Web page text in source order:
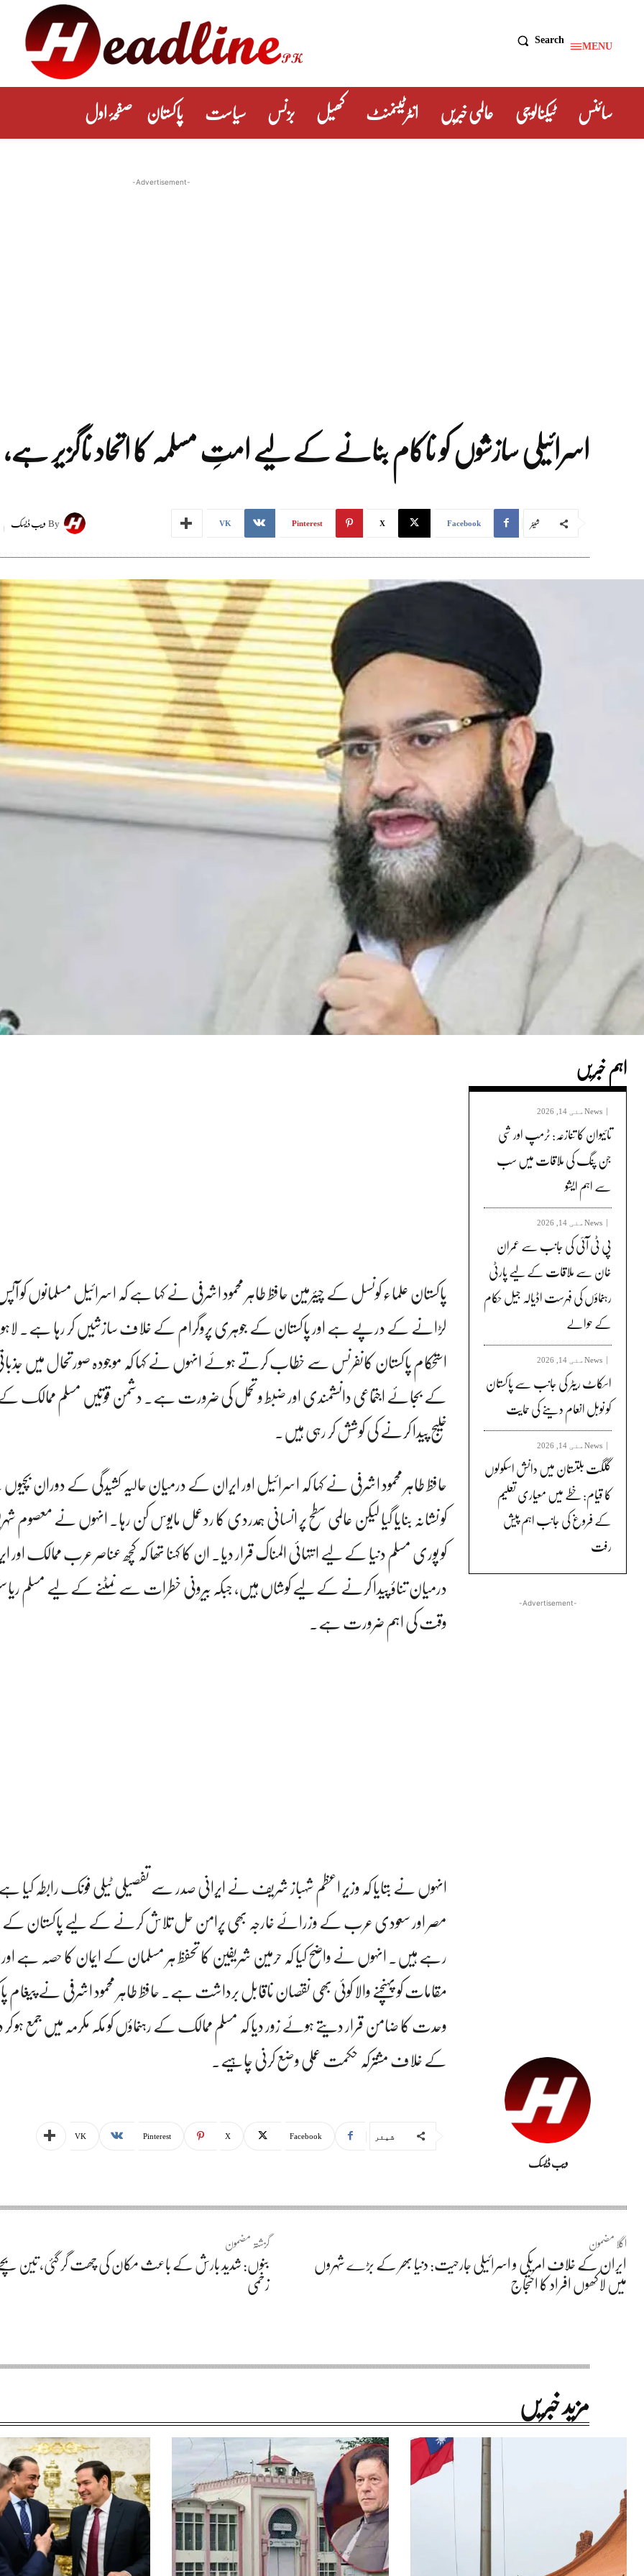
MENU
Search
سائنس ٹیکنالوجی عالمی خبریں انٹرٹینمنٹ کھیل بزنس سیاست پاکستان صفحۂ اول
-Advertisement-
اسرائیلی سازشوں کو ناکام بنانے کے لیے امتِ مسلمہ کا اتحاد ناگزیر
Byویب ڈیسک شیئر Facebook
X
Pinterest
VK
پاکستان علماء کونسل کے چیئرمین حافظ طاہر محمود اشرفی نے کہا ہے کہ اسرائیل مسلمانوں کو
لڑانے کے درپے ہے اور پاکستان کے جوہری پروگرام کے خلاف سازشیں کر رہا ہے۔
استحکام پاکستان کانفرنس سے خطاب کرتے ہوئے انہوں نے کہا کہ موجودہ صورتحال میں
کے بجائے اجتماعی دانشمندی اور ضبط و تحمل کی ضرورت ہے۔ دشمن قوتیں مسلم ممالک
خلیج پیدا کرنے کی کوشش کر رہی ہیں۔
حافظ طاہر محمود اشرفی نے کہا کہ اسرائیل اور ایران کے درمیان حالیہ کشیدگی کے دوران
کو نشانہ بنایا گیا لیکن عالمی سطح پر انسانی ہمدردی کا ردعمل مایوس کن رہا۔ انہوں نے معصوم
کو پوری مسلم دنیا کے لیے انتہائی المناک قرار دیا۔ ان کا کہنا تھا کہ کچھ عناصر عرب ممالک
درمیان تناؤ پیدا کرنے کے لیے کوشاں ہیں، جبکہ بیرونی خطرات سے نمٹنے کے لیے مسلم
وقت کی اہم ضرورت ہے۔
انہوں نے بتایا کہ وزیر اعظم شہباز شریف نے ایرانی صدر سے تفصیلی ٹیلی فونک رابطہ کیا
مصر اور سعودی عرب کے وزرائے خارجہ بھی پرامن حل تلاش کرنے کے لیے پاکستان
رہے ہیں۔ انہوں نے واضح کیا کہ حرمین شریفین کا تحفظ ہر مسلمان کے ایمان کا حصہ ہے
مقامات کو پہنچنے والا کوئی بھی نقصان ناقابل برداشت ہے۔ حافظ طاہر محمود اشرفی نے پیغام
وحدت کا ضامن قرار دیتے ہوئے زور دیا کہ مسلم ممالک کے رہنماؤں کو مکہ مکرمہ میں جمع ہو کر
کے خلاف مشترکہ حکمت عملی وضع کرنی چاہیے۔
شیئر Facebook
X
Pinterest
VK
اہم خبریں
News مئی 14, 2026
تائیوان کا تنازعہ: ٹرمپ اور شی
جن پنگ کی ملاقات میں سب
سے اہم ایشو
News مئی 14, 2026
پی ٹی آئی کی جانب سے عمران
خان سے ملاقات کے لیے پارٹی
رہنماؤں کی فہرست اڈیالہ جیل حکام
کے حوالے
News مئی 14, 2026
اسکاٹ ریٹر کی جانب سے پاکستان
کو نوبل انعام دینے کی حمایت
News مئی 14, 2026
گلگت بلتستان میں دانش اسکولوں
کا قیام: خطے میں معیاری تعلیم
کے فروغ کی جانب اہم پیش
رفت
-Advertisement-
ویب ڈیسک
گزشتہ مضمون
بنوں: شدید بارش کے باعث مکان کی چھت گر گئی، تین
زخمی
اگلا مضمون
ایران کے خلاف امریکی و اسرائیلی جارحیت: دنیا بھر کے بڑے شہروں
میں لاکھوں افراد کا احتجاج
مزید خبریں